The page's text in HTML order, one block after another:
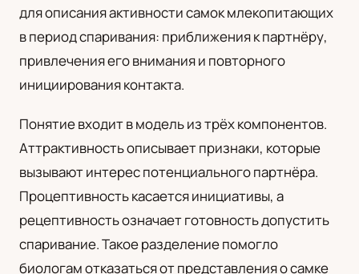
для описания активности самок млекопитающих
в период спаривания: приближения к партнёру,
привлечения его внимания и повторного
инициирования контакта.
Понятие входит в модель из трёх компонентов.
Аттрактивность описывает признаки, которые
вызывают интерес потенциального партнёра.
Процептивность касается инициативы, а
рецептивность означает готовность допустить
спаривание. Такое разделение помогло
биологам отказаться от представления о самке